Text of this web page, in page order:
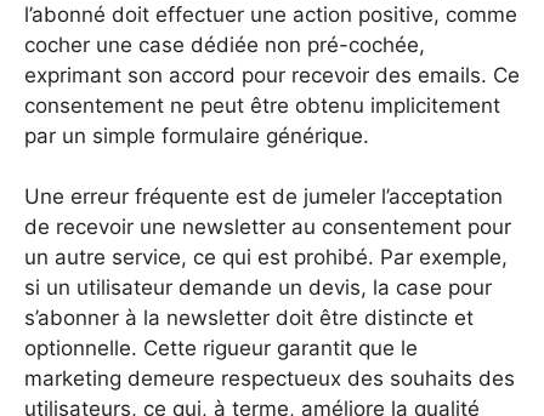
l’abonné doit effectuer une action positive, comme
cocher une case dédiée non pré-cochée,
exprimant son accord pour recevoir des emails. Ce
consentement ne peut être obtenu implicitement
par un simple formulaire générique.
Une erreur fréquente est de jumeler l’acceptation
de recevoir une newsletter au consentement pour
un autre service, ce qui est prohibé. Par exemple,
si un utilisateur demande un devis, la case pour
s’abonner à la newsletter doit être distincte et
optionnelle. Cette rigueur garantit que le
marketing demeure respectueux des souhaits des
utilisateurs, ce qui, à terme, améliore la qualité